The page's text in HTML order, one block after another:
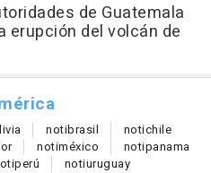
de Guatemala
erupción del volcán de
notibrasil notichile
notiméxico notipanama
perú notiuruguay